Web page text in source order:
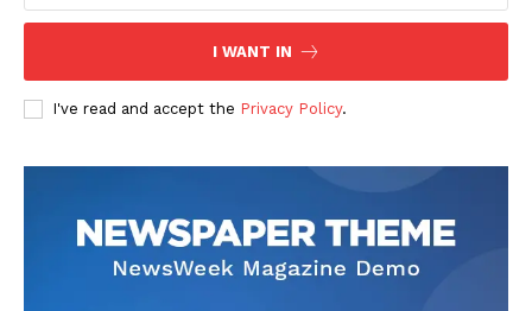
I WANT IN
I've read and accept the Privacy Policy.